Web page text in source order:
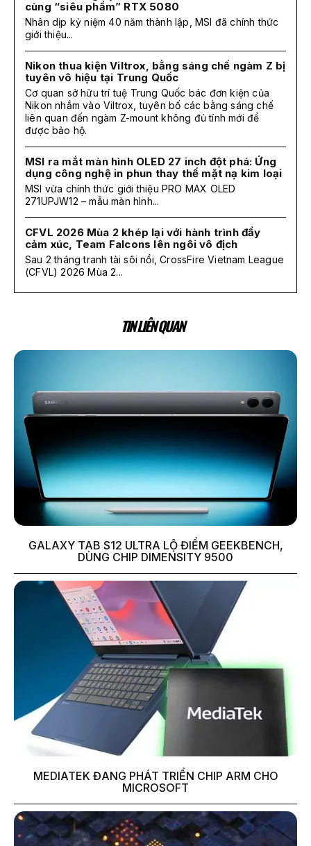
cùng “siêu phẩm” RTX 5080
Nhân dịp kỷ niệm 40 năm thành lập, MSI đã chính thức
giới thiệu...
Nikon thua kiện Viltrox, bằng sáng chế ngàm Z bị
tuyên vô hiệu tại Trung Quốc
Cơ quan sở hữu trí tuệ Trung Quốc bác đơn kiện của
Nikon nhắm vào Viltrox, tuyên bố các bằng sáng chế
liên quan đến ngàm Z-mount không đủ tính mới để
được bảo hộ.
MSI ra mắt màn hình OLED 27 inch đột phá: Ứng
dụng công nghệ in phun thay thế mặt nạ kim loại
MSI vừa chính thức giới thiệu PRO MAX OLED
271UPJW12 – mẫu màn hình...
CFVL 2026 Mùa 2 khép lại với hành trình đầy
cảm xúc, Team Falcons lên ngôi vô địch
Sau 2 tháng tranh tài sôi nổi, CrossFire Vietnam League
(CFVL) 2026 Mùa 2...
TIN LIÊN QUAN
GALAXY TAB S12 ULTRA LỘ ĐIỂM GEEKBENCH,
DÙNG CHIP DIMENSITY 9500
MEDIATEK ĐANG PHÁT TRIỂN CHIP ARM CHO
MICROSOFT